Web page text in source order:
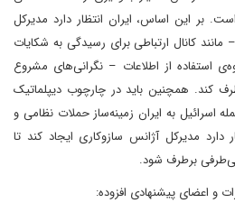
بر این اساس، ایران انتظار دارد مدیرکل
کانال ارتباطی برای رسیدگی به شکایات
استفاده از اطلاعات – نگرانی‌های مشروع
کند. همچنین باید در چارچوب دیپلماتیک
به ایران زمینه‌ساز حملات نظامی و
مدیرکل آژانس سازوکاری ایجاد کند تا
بی‌طرفی برطرف شود.
و اعضای پیشنهادی افزوده: